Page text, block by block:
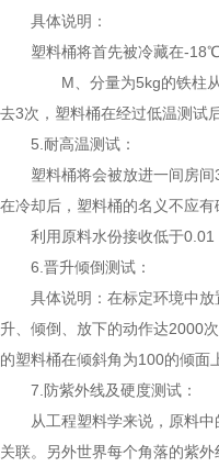
具体说明：
塑料桶将首先被冷藏在-
M、分量为5kg的铁柱从
去3次，塑料桶在经过低温测试
5.耐高温测试：
塑料桶将会被放进一间房
在冷却后，塑料桶的名义不应有
利用原料水份接收低于0.01
6.晋升倾倒测试：
具体说明：在标定环境中
升、倾倒、放下的动作达2000
的塑料桶在倾斜角为100的倾面
7.防紫外线及硬度测试：
从工程塑料学来说，原料
关联。另外世界每个角落的紫